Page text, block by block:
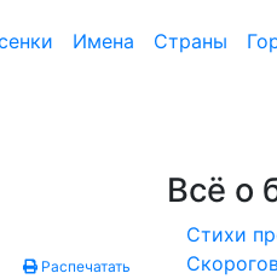
Имена Страны
Распечатать
Всё о
Стихи